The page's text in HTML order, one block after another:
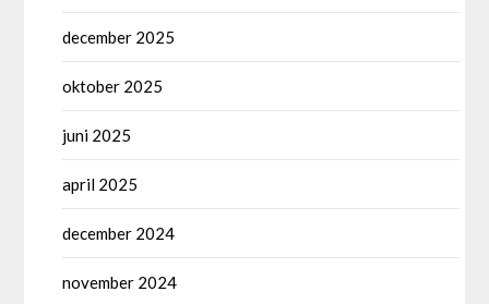
december 2025
oktober 2025
juni 2025
april 2025
december 2024
november 2024